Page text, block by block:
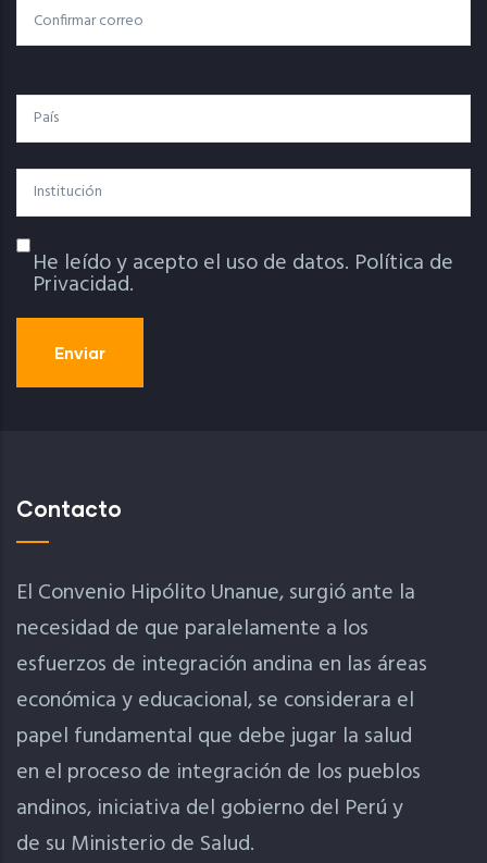
Confirmar Correo
País
Institución
Política De Privacidad
He leído y acepto el uso de datos. Política de
Privacidad.
Contacto
El Convenio Hipólito Unanue, surgió ante la
necesidad de que paralelamente a los
esfuerzos de integración andina en las áreas
económica y educacional, se considerara el
papel fundamental que debe jugar la salud
en el proceso de integración de los pueblos
andinos, iniciativa del gobierno del Perú y
de su Ministerio de Salud.